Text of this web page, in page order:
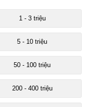
1 - 3 triệu
5 - 10 triệu
50 - 100 triệu
200 - 400 triệu